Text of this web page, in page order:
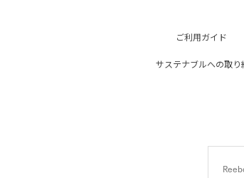
ご利用ガイド
サステナブルへの取り